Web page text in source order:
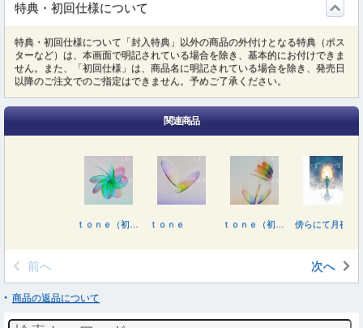
特典・初回仕様について
特典・初回仕様について「封入特典」以外の商品の外付けとなる特典（ポス
ターなど）は、本画面で明記されている場合を除き、基本的にお付けできま
せん。また、「初回仕様」は、商品名に明記されている場合を除き、発売日
以降のご注文でのご指定はできません。予めご了承ください。
関連商品
ｔｏｎｅ 傍らにて月夜
前へ 次へ
商品の返品について